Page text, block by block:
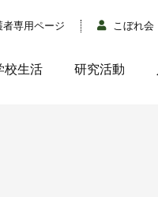
者専用ページ こぼれ会
校生活 研究活動